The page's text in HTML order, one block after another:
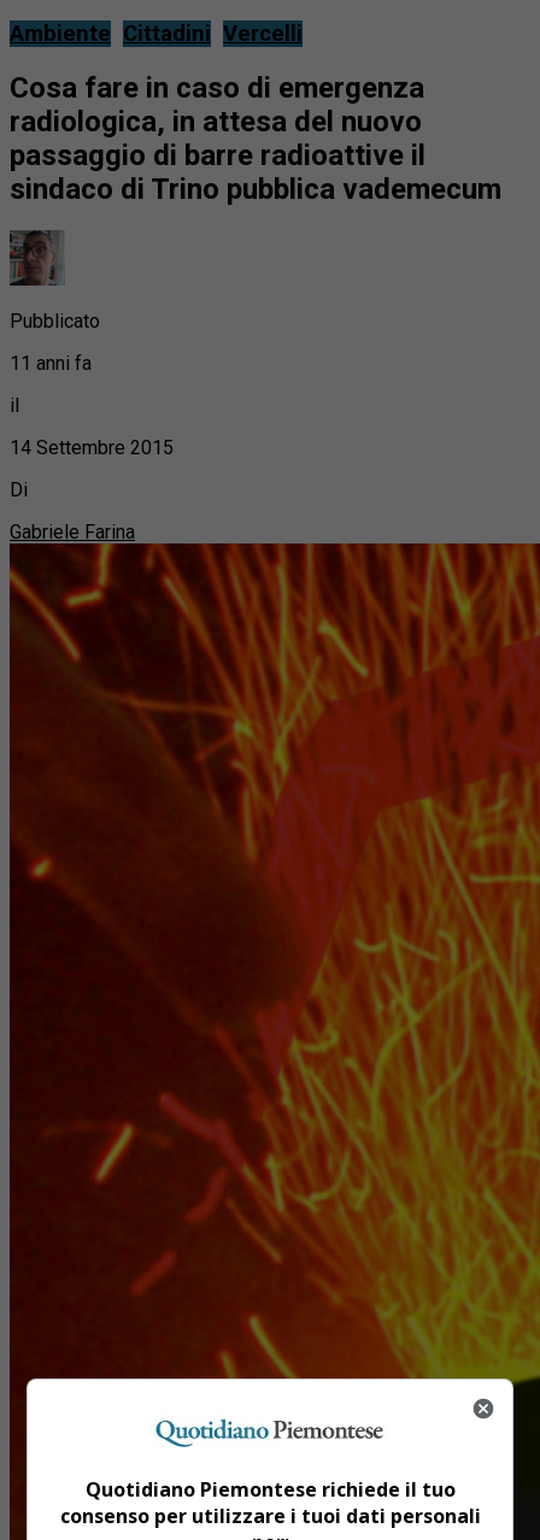
Ambiente Cittadini Vercelli
Cosa fare in caso di emergenza
radiologica, in attesa del nuovo
passaggio di barre radioattive il
sindaco di Trino pubblica vademecum
Pubblicato
11 anni fa
il
14 Settembre 2015
Di
Gabriele Farina
Quotidiano Piemontese richiede il tuo
consenso per utilizzare i tuoi dati personali